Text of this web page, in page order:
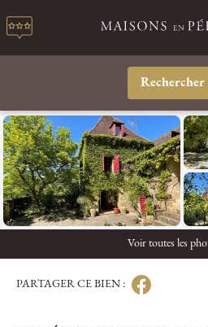
Rechercher
Voir toutes les
PARTAGER CE BIEN :